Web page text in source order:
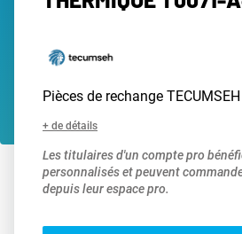
Pièces de rechange TECUMSEH
+ de détails
Les titulaires d'un compte pro
personnalisés et peuvent
depuis leur espace pro.